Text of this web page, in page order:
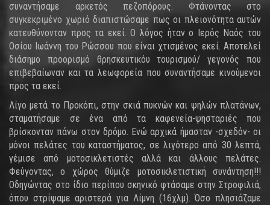
συναντήσαμε αρκετός πεζοπόρους. Φτάνοντας στο
συγκεκριμένο χωριό διαπιστώσαμε πως οι πλειονότητα αυτών
κατευθύνονταν προς τα εκεί. Ο λόγος ήταν ο Ιερός Ναός του
Οσίου Ιωάννη του Ρώσσου που είναι χτισμένος εκεί. Αποτελεί
διάσημο προορισμό θρησκευτικόυ τουρισμού/ γεγονός που
επιβεβαίωναν και τα λεωφορεία που συναντήσαμε κινούμενοι
προς τα εκεί.
Λίγο μετά το Προκόπι, στην σκιά πυκνών και ψηλών πλατάνων,
σταματήσαμε σε ένα από τα καφενεία-ψησταριές που
βρίσκονταν πάνω στον δρόμο. Ενώ αρχικά ήμασταν -σχεδόν- οι
μόνοι πελάτες του καταστήματος, σε λιγότερο από 30 λεπτά,
γέμισε από μοτοσικλετιστές αλλά και άλλους πελάτες.
Φεύγοντας, ο χώρος θύμιζε μοτοσικλετιστική συνάντηση!!!
Οδηγώντας στο ίδιο περίπου σκηνικό φτάσαμε στην Στροφιλιά,
όπου στρίψαμε αριστερά για Λίμνη (16χλμ). Όσο πλησιάζαμε